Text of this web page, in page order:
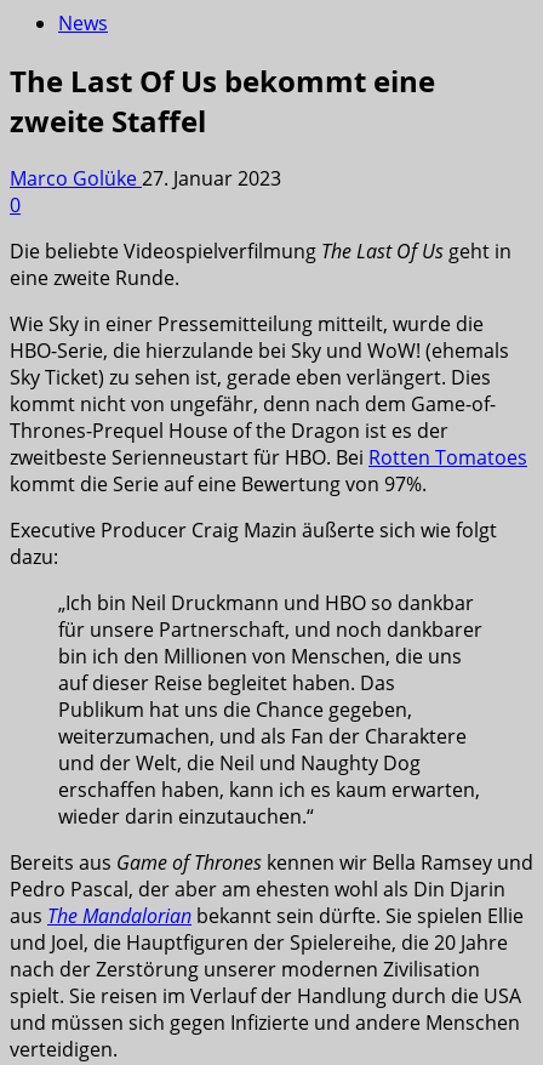
News
The Last Of Us bekommt eine
zweite Staffel
Marco Golüke27. Januar 2023
0
Die beliebte Videospielverfilmung The Last Of Us geht in
eine zweite Runde.
Wie Sky in einer Pressemitteilung mitteilt, wurde die
HBO-Serie, die hierzulande bei Sky und WoW! (ehemals
Sky Ticket) zu sehen ist, gerade eben verlängert. Dies
kommt nicht von ungefähr, denn nach dem Game-of-
Thrones-Prequel House of the Dragon ist es der
zweitbeste Serienneustart für HBO. Bei Rotten Tomatoes
kommt die Serie auf eine Bewertung von 97%.
Executive Producer Craig Mazin äußerte sich wie folgt
dazu:
„Ich bin Neil Druckmann und HBO so dankbar
für unsere Partnerschaft, und noch dankbarer
bin ich den Millionen von Menschen, die uns
auf dieser Reise begleitet haben. Das
Publikum hat uns die Chance gegeben,
weiterzumachen, und als Fan der Charaktere
und der Welt, die Neil und Naughty Dog
erschaffen haben, kann ich es kaum erwarten,
wieder darin einzutauchen.“
Bereits aus Game of Thrones kennen wir Bella Ramsey und
Pedro Pascal, der aber am ehesten wohl als Din Djarin
aus The Mandalorian bekannt sein dürfte. Sie spielen Ellie
und Joel, die Hauptfiguren der Spielereihe, die 20 Jahre
nach der Zerstörung unserer modernen Zivilisation
spielt. Sie reisen im Verlauf der Handlung durch die USA
und müssen sich gegen Infizierte und andere Menschen
verteidigen.